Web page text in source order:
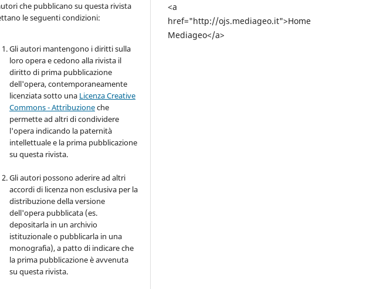
che pubblicano su questa rivista
le seguenti condizioni:
Gli autori mantengono i diritti sulla
loro opera e cedono alla rivista il
diritto di prima pubblicazione
dell'opera, contemporaneamente
licenziata sotto una Licenza Creative
Commons - Attribuzioneche
permette ad altri di condividere
l'opera indicando la paternità
intellettuale e la prima pubblicazione
su questa rivista.
Gli autori possono aderire ad altri
accordi di licenza non esclusiva per la
distribuzione della versione
dell'opera pubblicata (es.
depositarla in un archivio
istituzionale o pubblicarla in una
monografia), a patto di indicare che
la prima pubblicazione è avvenuta
su questa rivista.
<a
href="http://ojs.mediageo.it">Home
Mediageo</a>